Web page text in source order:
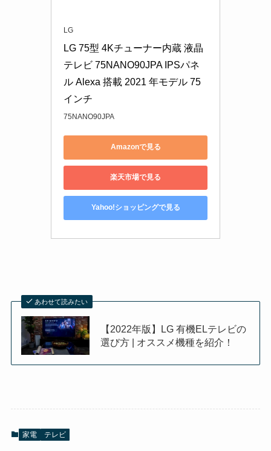
LG
LG 75型 4Kチューナー内蔵 液晶
テレビ 75NANO90JPA IPSパネ
ル Alexa 搭載 2021 年モデル 75
インチ
75NANO90JPA
Amazonで見る
楽天市場で見る
Yahoo!ショッピングで見る
あわせて読みたい
【2022年版】LG 有機ELテレビの
選び方 | オススメ機種を紹介！
家電 テレビ